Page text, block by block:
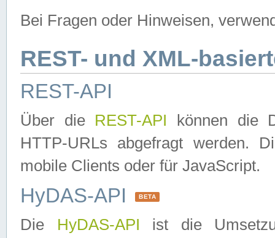
Bei Fragen oder Hinweisen,
REST- und XML-
REST-API
Über die REST-API können die
HTTP-URLs abgefragt werden.
mobile Clients oder für JavaScript.
HyDAS-API BETA
Die HyDAS-API ist die